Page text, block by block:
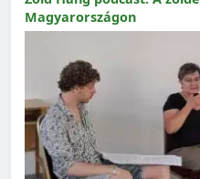
Magyarországon